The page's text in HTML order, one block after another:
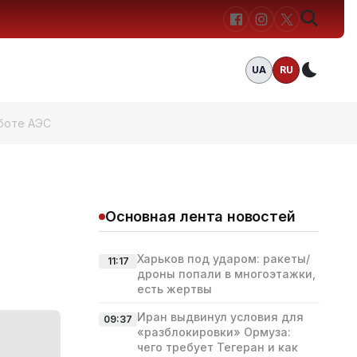
UA RU
АЭС
Основная лента новостей
11:17
Харьков под ударом: ракеты/
дроны попали в многоэтажки,
есть жертвы
09:37 Иран выдвинул условия для
«разблокировки» Ормуза:
чего требует Тегеран и как